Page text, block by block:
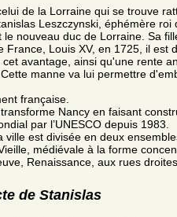
de la Lorraine qui se trouve
Leszczynski, éphémère roi
nouveau duc de Lorraine. Sa
France, Louis XV, en 1725, il est
avantage, ainsi qu'une rente
manne va lui permettre
française.
Nancy en faisant
par l’UNESCO depuis 1983.
est divisée en deux
médiévale à la forme
Renaissance, aux rues
de Stanislas